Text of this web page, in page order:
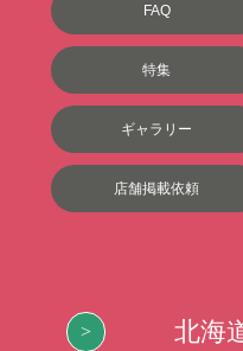
FAQ
特集
ギャラリー
店舗掲載依頼
北海